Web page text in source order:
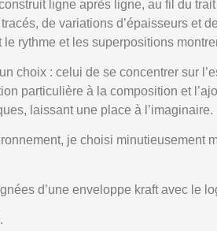
ligne après ligne, au fil du
de variations d’épaisseurs et
rythme et les superpositions
choix : celui de se concentrer sur
particulière à la composition et
laissant une place à l’imaginaire.
je choisi minutieusement
d’une enveloppe kraft avec le